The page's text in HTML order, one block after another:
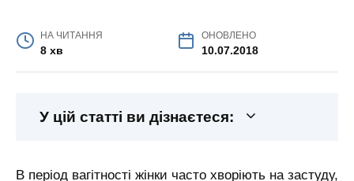
НА ЧИТАННЯ
8 хв
ОНОВЛЕНО
10.07.2018
У цій статті ви дізнаєтеся:
В період вагітності жінки часто хворіють на застуду,